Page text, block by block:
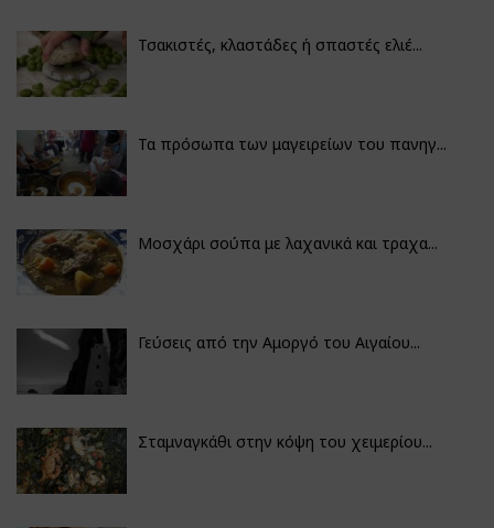
Τσακιστές, κλαστάδες ή σπαστές ελιέ...
Τα πρόσωπα των μαγειρείων του πανηγ...
Μοσχάρι σούπα με λαχανικά και τραχα...
Γεύσεις από την Αμοργό του Αιγαίου...
Σταμναγκάθι στην κόψη του χειμερίου...